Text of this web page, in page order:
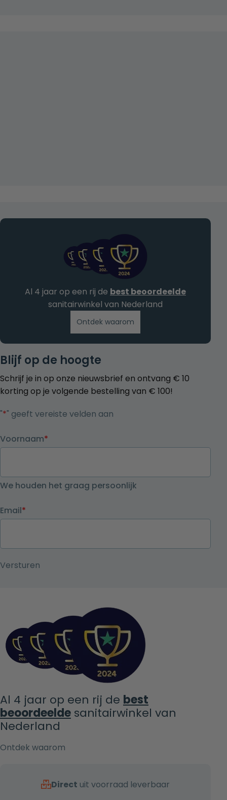
Blijf op de hoogte
Schrijf je in op onze nieuwsbrief en ontvang € 10
korting op je volgende bestelling van € 100!
"*" geeft vereiste velden aan
Voornaam*
We houden het graag persoonlijk
Email*
Al 4 jaar op een rij de best beoordeelde
sanitairwinkel van Nederland
Ontdek waarom
Al 4 jaar op een rij de best
beoordeelde sanitairwinkel van
Nederland
Ontdek waarom
Direct uit voorraad leverbaar